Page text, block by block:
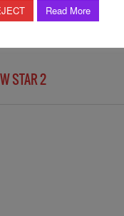
STAR 2
Read More